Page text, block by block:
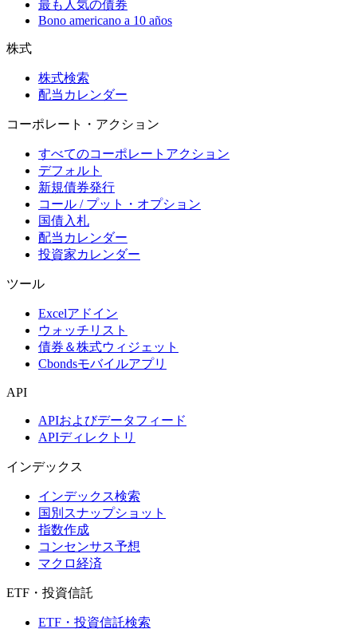
最も人気の債券
Bono americano a 10 años
株式
株式検索
配当カレンダー
コーポレート・アクション
すべてのコーポレートアクション
デフォルト
新規債券発行
コール / プット・オプション
国債入札
配当カレンダー
投資家カレンダー
ツール
Excelアドイン
ウォッチリスト
債券＆株式ウィジェット
Cbondsモバイルアプリ
API
APIおよびデータフィード
APIディレクトリ
インデックス
インデックス検索
国別スナップショット
指数作成
コンセンサス予想
マクロ経済
ETF・投資信託
ETF・投資信託検索